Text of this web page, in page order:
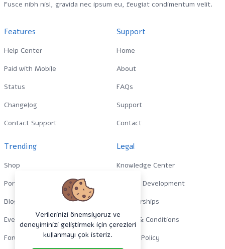
Fusce nibh nisl, gravida nec ipsum eu, feugiat condimentum velit.
Features
Help Center
Paid with Mobile
Status
Changelog
Contact Support
Support
Home
About
FAQs
Support
Contact
Trending
Shop
Portfolio
Blog
Events
Forums
Legal
Knowledge Center
Custom Development
Sponsorships
Terms & Conditions
Privacy Policy
Verilerinizi önemsiyoruz ve
deneyiminizi geliştirmek için çerezleri
kullanmayı çok isteriz.